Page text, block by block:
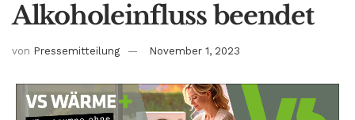
Alkoholeinfluss beendet
von Pressemitteilung November 1, 2023